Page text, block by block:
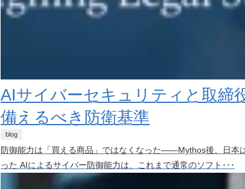
AIサイバーセキュリティと取締
備えるべき防衛基準
blog
防御能力は「買える商品」ではなくなった——Mythos後、日本
った AIによるサイバー防御能力は、これまで通常のソフト･･･